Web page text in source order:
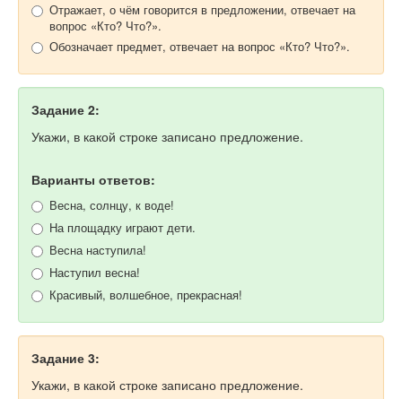
Отражает, о чём говорится в предложении, отвечает на
вопрос «Кто? Что?».
Обозначает предмет, отвечает на вопрос «Кто? Что?».
Задание 2:
Укажи, в какой строке записано предложение.
Варианты ответов:
Весна, солнцу, к воде!
На площадку играют дети.
Весна наступила!
Наступил весна!
Красивый, волшебное, прекрасная!
Задание 3:
Укажи, в какой строке записано предложение.